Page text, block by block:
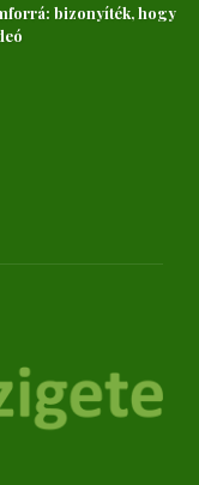
bizonyíték, hogy